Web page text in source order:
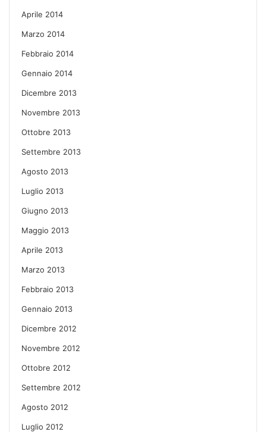
Aprile 2014
Marzo 2014
Febbraio 2014
Gennaio 2014
Dicembre 2013
Novembre 2013
Ottobre 2013
Settembre 2013
Agosto 2013
Luglio 2013
Giugno 2013
Maggio 2013
Aprile 2013
Marzo 2013
Febbraio 2013
Gennaio 2013
Dicembre 2012
Novembre 2012
Ottobre 2012
Settembre 2012
Agosto 2012
Luglio 2012